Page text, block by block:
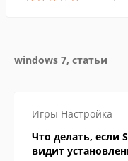
windows 7, статьи
Игры Настройка
Что делать, если
видит